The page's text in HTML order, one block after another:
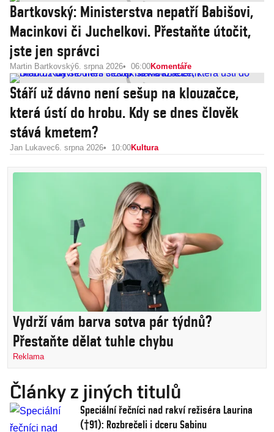
Bartkovský: Ministerstva nepatří Babišovi,
Macinkovi či Juchelkovi. Přestaňte útočit,
jste jen správci
Martin Bartkovský6. srpna 2026 06:00Komentáře
Stáří už dávno není sešup na klouzačce,
která ústí do hrobu. Kdy se dnes člověk
stává kmetem?
Jan Lukavec6. srpna 2026 10:00Kultura
Vydrží vám barva sotva pár týdnů?
Přestaňte dělat tuhle chybu
Reklama
Články z jiných titulů
Speciální řečníci nad rakví režiséra Laurina
(†91): Rozbrečeli i dceru Sabinu